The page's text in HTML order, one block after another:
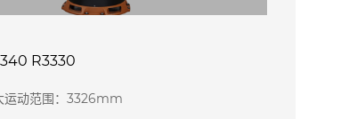
R3330
运动范围：3326mm